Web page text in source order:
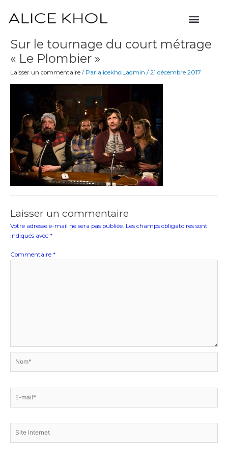
contenu
Menu
Sur le tournage du court métrage
« Le Plombier »
Laisser un commentaire / Par alicekhol_admin /21 décembre 2017
Laisser un commentaire
Votre adresse e-mail ne sera pas publiée. Les champs obligatoires sont
indiqués avec *
Commentaire *
mail*
Internet